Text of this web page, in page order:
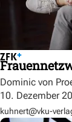
Dominic von
10. Dezember
kuhnert@vku-